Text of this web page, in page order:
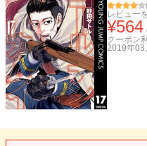
(
レビュー
¥564
クーポン
2019年03